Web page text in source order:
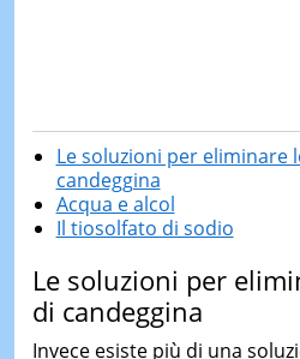
Le soluzioni per eliminare
candeggina
Acqua e alcol
Il tiosolfato di sodio
Le soluzioni per
di candeggina
Invece esiste più di una